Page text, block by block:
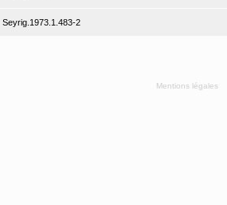
Seyrig.1973.1.483-2
Mentions légales